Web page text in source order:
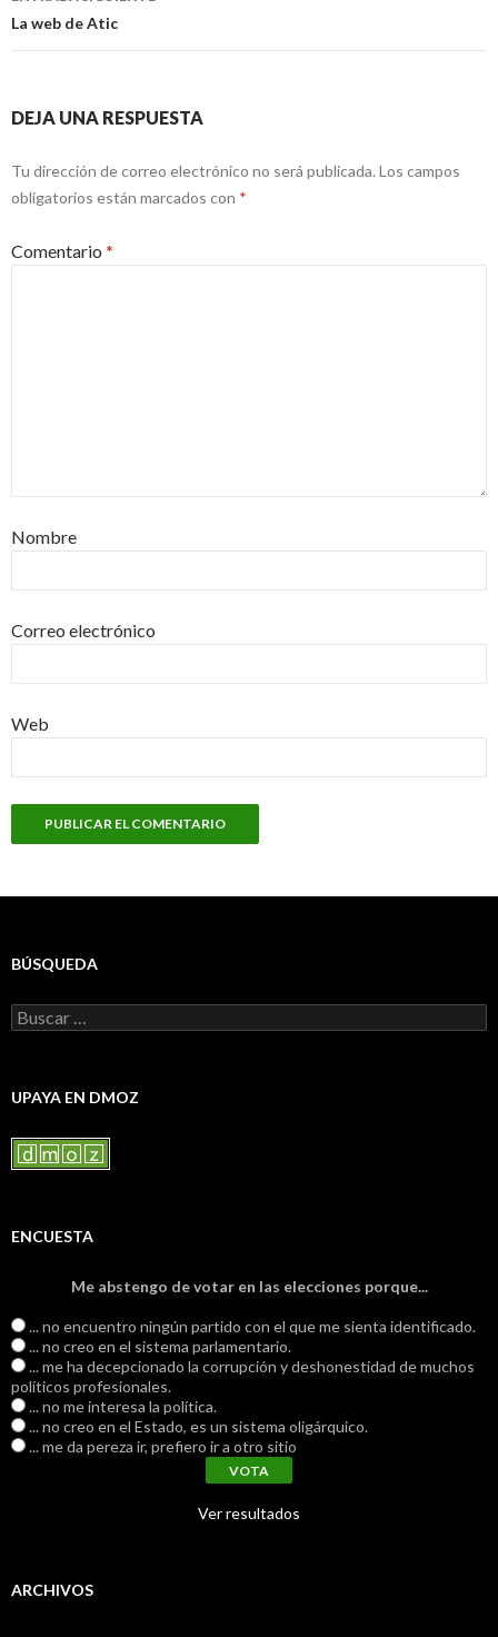
La web de Atic
DEJA UNA RESPUESTA
Tu dirección de correo electrónico no será publicada. Los campos
obligatorios están marcados con *
Comentario *
Nombre
Correo electrónico
Web
BÚSQUEDA
Buscar:
UPAYA EN DMOZ
ENCUESTA
Me abstengo de votar en las elecciones porque...
... no encuentro ningún partido con el que me sienta identificado.
... no creo en el sistema parlamentario.
... me ha decepcionado la corrupción y deshonestidad de muchos
políticos profesionales.
... no me interesa la política.
... no creo en el Estado, es un sistema oligárquico.
... me da pereza ir, prefiero ir a otro sitio
Ver resultados
ARCHIVOS